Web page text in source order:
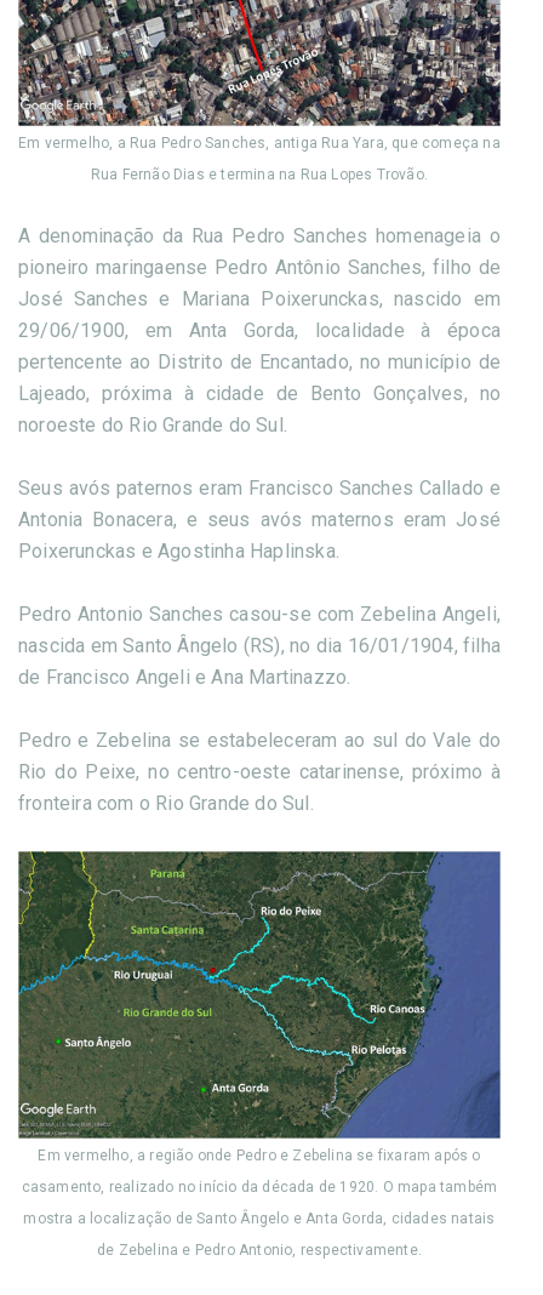
Em vermelho, a Rua Pedro Sanches, antiga Rua Yara, que começa na
Rua Fernão Dias e termina na Rua Lopes Trovão.
A denominação da Rua Pedro Sanches homenageia o
pioneiro maringaense Pedro Antônio Sanches, filho de
José Sanches e Mariana Poixerunckas, nascido em
29/06/1900, em Anta Gorda, localidade à época
pertencente ao Distrito de Encantado, no município de
Lajeado, próxima à cidade de Bento Gonçalves, no
noroeste do Rio Grande do Sul.
Seus avós paternos eram Francisco Sanches Callado e
Antonia Bonacera, e seus avós maternos eram José
Poixerunckas e Agostinha Haplinska.
Pedro Antonio Sanches casou-se com Zebelina Angeli,
nascida em Santo Ângelo (RS), no dia 16/01/1904, filha
de Francisco Angeli e Ana Martinazzo.
Pedro e Zebelina se estabeleceram ao sul do Vale do
Rio do Peixe, no centro-oeste catarinense, próximo à
fronteira com o Rio Grande do Sul.
Em vermelho, a região onde Pedro e Zebelina se fixaram após o
casamento, realizado no início da década de 1920. O mapa também
mostra a localização de Santo Ângelo e Anta Gorda, cidades natais
de Zebelina e Pedro Antonio, respectivamente.